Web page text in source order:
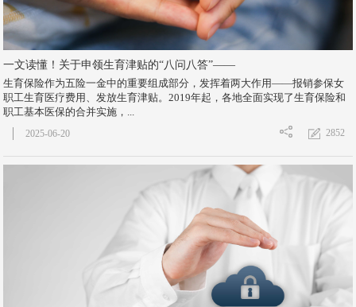
一文读懂！关于申领生育津贴的“八问八答”——
生育保险作为五险一金中的重要组成部分，发挥着两大作用——报销参保女
职工生育医疗费用、发放生育津贴。2019年起，各地全面实现了生育保险和
职工基本医保的合并实施，...
2852
2025-06-20